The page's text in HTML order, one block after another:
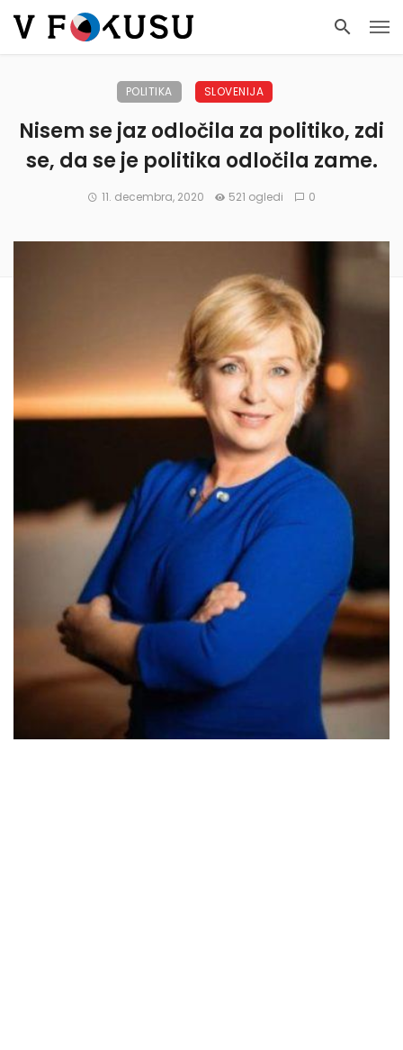
POLITIKA SLOVENIJA
Nisem se jaz odločila za politiko, zdi
se, da se je politika odločila zame.
11. decembra, 2020 521 ogledi 0